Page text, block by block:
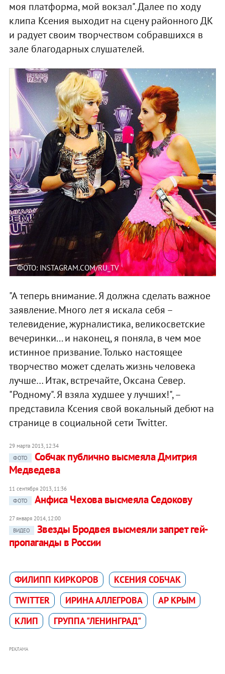
моя платформа, мой вокзал". Далее по ходу
клипа Ксения выходит на сцену районного ДК
и радует своим творчеством собравшихся в
зале благодарных слушателей.
ФОТО: INSTAGRAM.COM/RU_TV
"А теперь внимание. Я должна сделать важное
заявление. Много лет я искала себя –
телевидение, журналистика, великосветские
вечеринки... и наконец, я поняла, в чем мое
истинное призвание. Только настоящее
творчество может сделать жизнь человека
лучше… Итак, встречайте, Оксана Север.
"Родному". Я взяла худшее у лучших!", –
представила Ксения свой вокальный дебют на
странице в социальной сети Twitter.
29 марта 2013, 12:34
ФОТО
Собчак публично высмеяла Дмитрия
Медведева
11 сентября 2013, 11:36
ФОТО
Анфиса Чехова высмеяла Седокову
27 января 2014, 12:00
ВИДЕО
Звезды Бродвея высмеяли запрет гей-
пропаганды в России
ФИЛИПП КИРКОРОВ
КСЕНИЯ СОБЧАК
TWITTER
ИРИНА АЛЛЕГРОВА
АР КРЫМ
КЛИП
ГРУППА "ЛЕНИНГРАД"
РЕКЛАМА